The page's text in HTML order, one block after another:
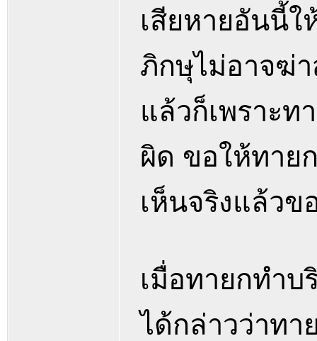
เสียหายอันนี้ใ
ภิกษุไม่อาจฆ่า
แล้วก็เพราะท
ผิด ขอให้ทาย
เห็นจริงแล้วข
เมื่อทายกทำบ
ได้กล่าวว่าทา